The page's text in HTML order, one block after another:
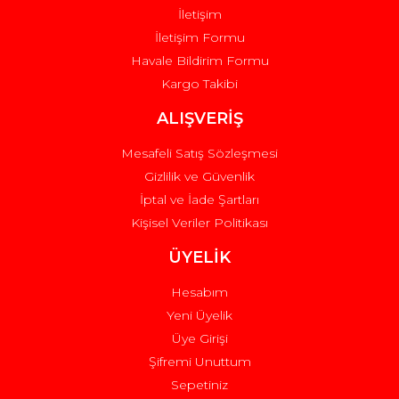
Gönder
İletişim
İletişim Formu
Havale Bildirim Formu
Kargo Takibi
ALIŞVERİŞ
Mesafeli Satış Sözleşmesi
Gizlilik ve Güvenlik
İptal ve İade Şartları
Kişisel Veriler Politikası
ÜYELİK
Hesabım
Yeni Üyelik
Üye Girişi
Şifremi Unuttum
Sepetiniz